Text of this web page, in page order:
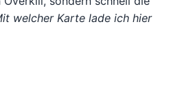
welcher Karte lade ich hier